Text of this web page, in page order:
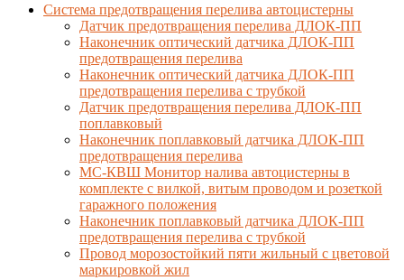
Система предотвращения перелива автоцистерны
Датчик предотвращения перелива ДЛОК-ПП
Наконечник оптический датчика ДЛОК-ПП
предотвращения перелива
Наконечник оптический датчика ДЛОК-ПП
предотвращения перелива с трубкой
Датчик предотвращения перелива ДЛОК-ПП
поплавковый
Наконечник поплавковый датчика ДЛОК-ПП
предотвращения перелива
МС-КВШ Монитор налива автоцистерны в
комплекте с вилкой, витым проводом и розеткой
гаражного положения
Наконечник поплавковый датчика ДЛОК-ПП
предотвращения перелива с трубкой
Провод морозостойкий пяти жильный с цветовой
маркировкой жил